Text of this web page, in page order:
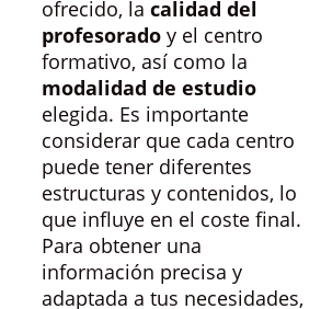
ofrecido, la calidad del
profesorado y el centro
formativo, así como la
modalidad de estudio
elegida. Es importante
considerar que cada centro
puede tener diferentes
estructuras y contenidos, lo
que influye en el coste final.
Para obtener una
información precisa y
adaptada a tus necesidades,